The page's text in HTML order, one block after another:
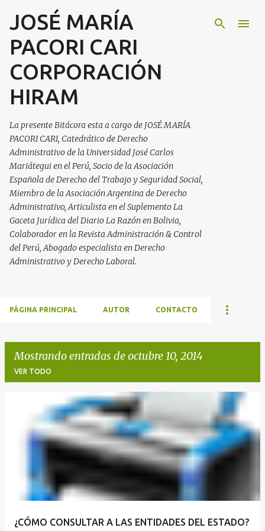
Ir al contenido principal
JOSÉ MARÍA
PACORI CARI
CORPORACIÓN
HIRAM
La presente Bitácora esta a cargo de JOSÉ MARÍA
PACORI CARI, Catedrático de Derecho
Administrativo de la Universidad José Carlos
Mariátegui en el Perú, Socio de la Asociación
Española de Derecho del Trabajo y Seguridad Social,
Miembro de la Asociación Argentina de Derecho
Administrativo, Articulista en el Suplemento La
Gaceta Jurídica del Diario La Razón en Bolivia,
Colaborador en la Revista Administración & Control
del Perú, Abogado especialista en Derecho
Administrativo y Derecho Laboral.
PÁGINA PRINCIPAL AUTOR CONTACTO
Mostrando entradas de octubre 10, 2014
VER TODO
¿CÓMO CONSULTAR A LAS ENTIDADES DEL ESTADO?